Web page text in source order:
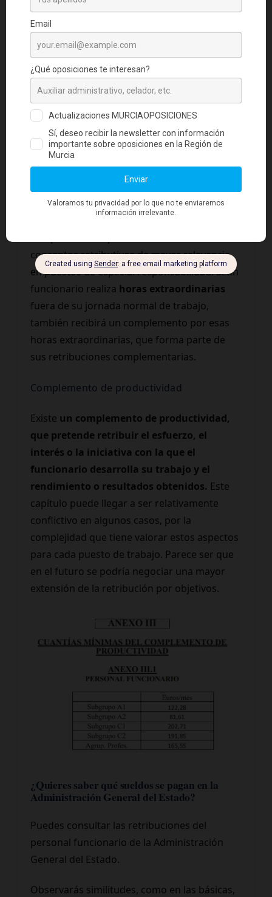
puesto con un nivel de complemento de
destino y, a medida que va progresando en
su carrera, va ascendiendo escalones del
nivel de complemento de destino y cobrando
más. Se cobra en doce mensualidades y dos
pagas extraordinarias.
Complemento específico
Existe un complemento que atiende a las
circunstancias específicas del puesto a
, tales como la complejidad o la
responsabilidad. Precisamente por ello, se
conceptos retributivos de mayor relevancia
en puestos de especial responsabilidad. Si un
funcionario realiza horas extraordinarias
fuera de su jornada normal de trabajo,
también recibirá un complemento por esas
horas extraordinarias, que forma parte de
sus retribuciones complementarias.
Complemento de productividad
Existe un complemento de productividad,
que pretende retribuir el esfuerzo, el
interés o la iniciativa con la que el
funcionario desarrolla su trabajo y el
rendimiento o resultados obtenidos. Este
capítulo puede llegar a ser relativamente
conflictivo en algunos casos, por la
complejidad que tiene valorar estos aspectos
para cada puesto de trabajo. Parece ser que
en el futuro se podría negociar una mayor
extensión de la retribución por objetivos.
¿Quieres saber qué sueldos se pagan en la
Administración General del Estado?
Puedes consultar las retribuciones del
personal funcionario de la Administración
General del Estado.
Observarás similitudes, como en las básicas,